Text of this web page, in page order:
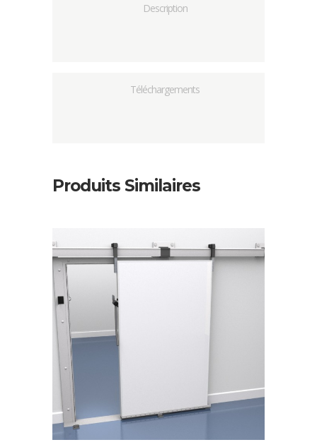
Description
Téléchargements
Produits Similaires